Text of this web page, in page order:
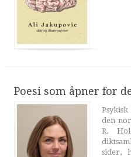
Poesi som åpner for
Psykisk
den
R.
sider,